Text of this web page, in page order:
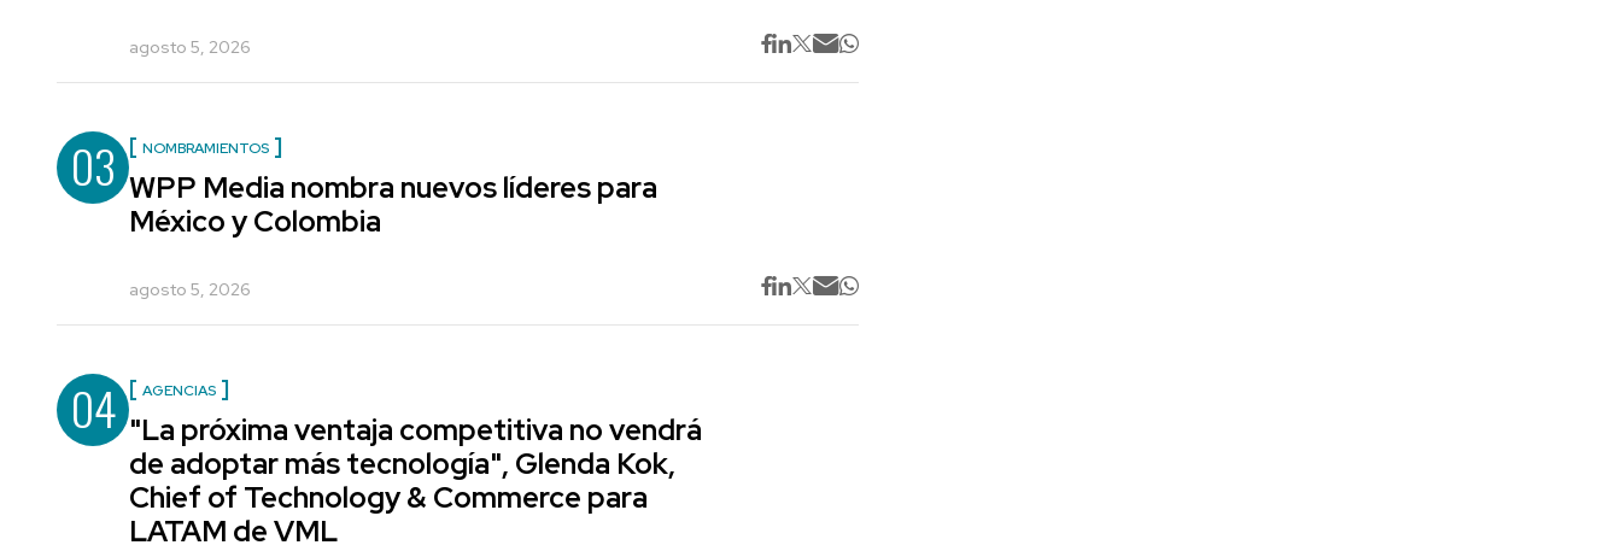
agosto 5, 2026
03 NOMBRAMIENTOS
WPP Media nombra nuevos líderes para
México y Colombia
agosto 5, 2026
04 AGENCIAS
"La próxima ventaja competitiva no vendrá
de adoptar más tecnología", Glenda Kok,
Chief of Technology & Commerce para
LATAM de VML